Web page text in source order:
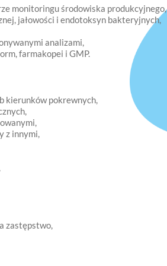
monitoringu środowiska produkcyjnego,
jałowości i endotoksyn bakteryjnych,
analizami,
farmakopei i GMP.
kierunków pokrewnych,
z innymi,
zastępstwo,